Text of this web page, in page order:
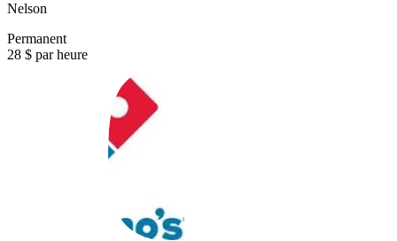
Nelson
Permanent
28 $ par heure